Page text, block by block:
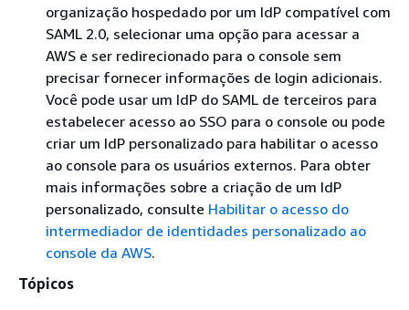
organização hospedado por um IdP compatível com
SAML 2.0, selecionar uma opção para acessar a
AWS e ser redirecionado para o console sem
precisar fornecer informações de login adicionais.
Você pode usar um IdP do SAML de terceiros para
estabelecer acesso ao SSO para o console ou pode
criar um IdP personalizado para habilitar o acesso
ao console para os usuários externos. Para obter
mais informações sobre a criação de um IdP
personalizado, consulte Habilitar o acesso do
intermediador de identidades personalizado ao
console da AWS.
Tópicos